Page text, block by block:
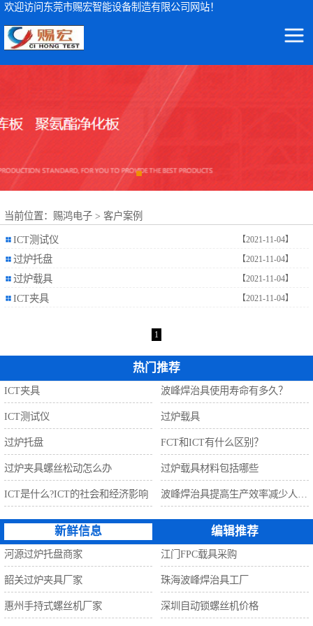
欢迎访问东莞市赐宏智能设备制造有限公司网站！
东莞市赐宏智能设备制造有限公司
当前位置： 赐鸿电子 > 客户案例
ICT测试仪 【2021-11-04】
过炉托盘 【2021-11-04】
过炉载具 【2021-11-04】
ICT夹具 【2021-11-04】
1
热门推荐
ICT夹具 波峰焊治具使用寿命有多久？
ICT测试仪 过炉载具
过炉托盘 FCT和ICT有什么区别？
过炉夹具螺丝松动怎么办 过炉载具材料包括哪些
ICT是什么?ICT的社会和经济影响
新鲜信息 编辑推荐
河源过炉托盘商家 江门FPC载具采购
韶关过炉夹具厂家 珠海波峰焊治具工厂
惠州手持式螺丝机厂家 深圳自动锁螺丝机价格
AOI检测仪
ICT治具
FCT治具
FPC载具
NSK轴承